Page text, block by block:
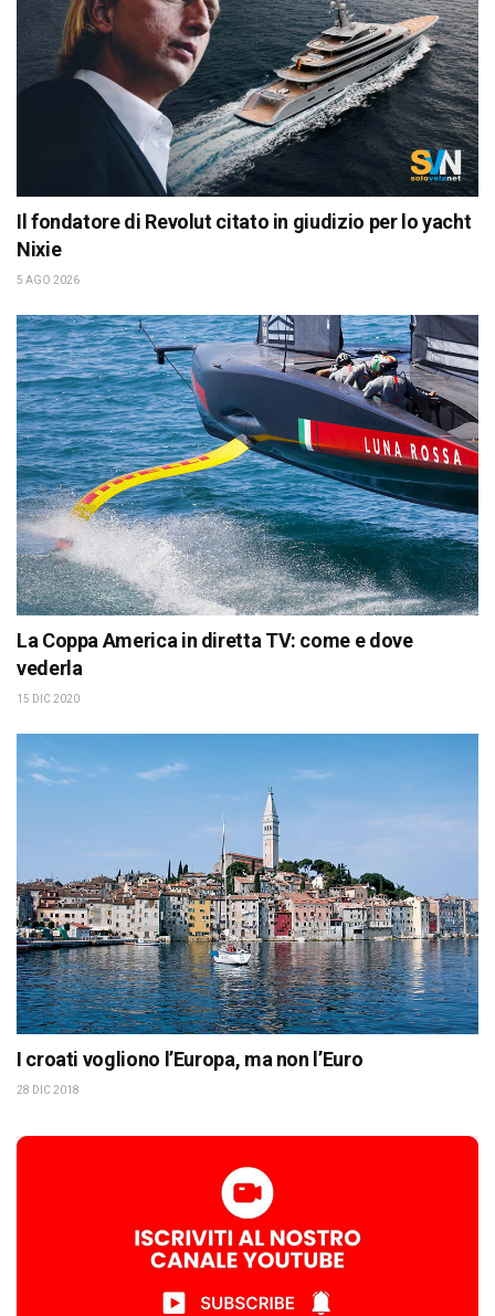
Il fondatore di Revolut citato in giudizio per lo yacht
Nixie
5 AGO 2026
La Coppa America in diretta TV: come e dove
vederla
15 DIC 2020
I croati vogliono l’Europa, ma non l’Euro
28 DIC 2018